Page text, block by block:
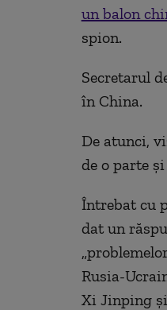
un balon
spion.
Secretarul
în China.
De atunci,
de o parte
Întrebat cu
dat un
Rusia-
Xi Jinping